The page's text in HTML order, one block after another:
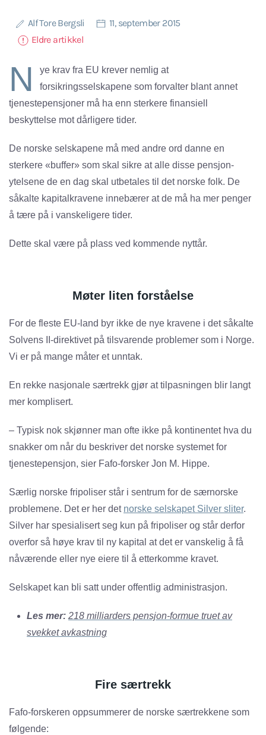
Alf Tore Bergsli
11, september 2015
Eldre artikkel
N
ye krav fra EU krever nemlig at
forsikringsselskapene som forvalter blant annet
tjenestepensjoner må ha enn sterkere finansiell
beskyttelse mot dårligere tider.
De norske selskapene må med andre ord danne en
sterkere «buffer» som skal sikre at alle disse pensjon-
ytelsene de en dag skal utbetales til det norske folk. De
såkalte kapitalkravene innebærer at de må ha mer penger
å tære på i vanskeligere tider.
Dette skal være på plass ved kommende nyttår.
Møter liten forståelse
For de fleste EU-land byr ikke de nye kravene i det såkalte
Solvens II-direktivet på tilsvarende problemer som i Norge.
Vi er på mange måter et unntak.
En rekke nasjonale særtrekk gjør at tilpasningen blir langt
mer komplisert.
– Typisk nok skjønner man ofte ikke på kontinentet hva du
snakker om når du beskriver det norske systemet for
tjenestepensjon, sier Fafo-forsker Jon M. Hippe.
Særlig norske fripoliser står i sentrum for de særnorske
problemene. Det er her det norske selskapet Silver sliter.
Silver har spesialisert seg kun på fripoliser og står derfor
overfor så høye krav til ny kapital at det er vanskelig å få
nåværende eller nye eiere til å etterkomme kravet.
Selskapet kan bli satt under offentlig administrasjon.
Les mer: 218 milliarders pensjon-formue truet av
svekket avkastning
Fire særtrekk
Fafo-forskeren oppsummerer de norske særtrekkene som
følgende: